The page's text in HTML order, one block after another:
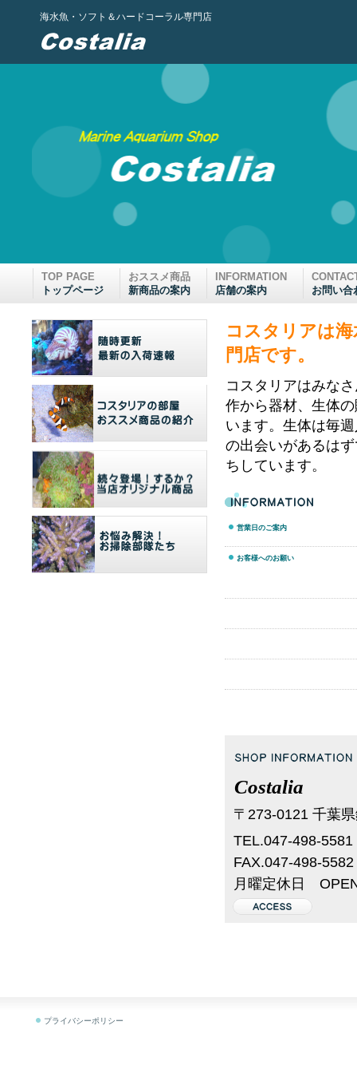
海水魚・ソフト＆ハードコーラル専門店
コスタリアは
門店です。
コスタリアはみな
作から器材、生体
います。生体は毎
の出会いがあるは
ちしています。
営業日のご案内
お客様へのお願い
Costalia
〒273-0121 千葉
TEL.047-498-5581
FAX.047-498-5582
月曜定休日
TOP PAGE
トップページ
おススメ商品
新商品の案内
INFORMATION
店舗の案内
お問い合
プライバシーポリシー